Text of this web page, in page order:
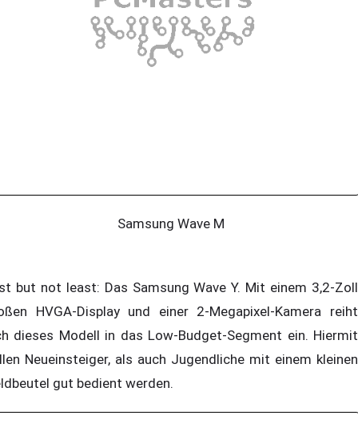
Samsung Wave M
but not least: Das Samsung Wave Y. Mit einem 3,2-Zoll
HVGA-Display und einer 2-Megapixel-Kamera reiht
dieses Modell in das Low-Budget-Segment ein. Hiermit
Neueinsteiger, als auch Jugendliche mit einem kleinen
gut bedient werden.